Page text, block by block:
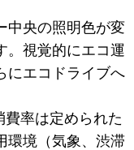
中央の照明色が変
。視覚的にエコ運
にエコドライブへ
率は定められた
環境（気象、渋滞